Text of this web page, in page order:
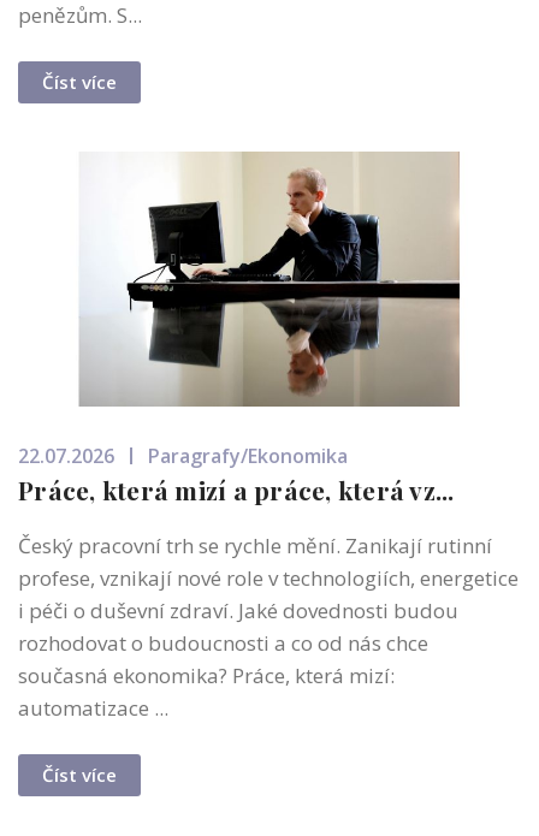
penězům. S...
Číst více
22.07.2026 Paragrafy/Ekonomika
Práce, která mizí a práce, která vz...
Český pracovní trh se rychle mění. Zanikají rutinní
profese, vznikají nové role v technologiích, energetice
i péči o duševní zdraví. Jaké dovednosti budou
rozhodovat o budoucnosti a co od nás chce
současná ekonomika? Práce, která mizí:
automatizace ...
Číst více